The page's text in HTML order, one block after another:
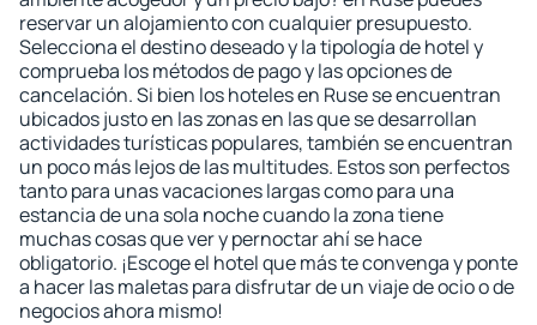
reservar un alojamiento con cualquier presupuesto.
Selecciona el destino deseado y la tipología de hotel y
comprueba los métodos de pago y las opciones de
cancelación. Si bien los hoteles en Ruse se encuentran
ubicados justo en las zonas en las que se desarrollan
actividades turísticas populares, también se encuentran
un poco más lejos de las multitudes. Estos son perfectos
tanto para unas vacaciones largas como para una
estancia de una sola noche cuando la zona tiene
muchas cosas que ver y pernoctar ahí se hace
obligatorio. ¡Escoge el hotel que más te convenga y ponte
a hacer las maletas para disfrutar de un viaje de ocio o de
negocios ahora mismo!